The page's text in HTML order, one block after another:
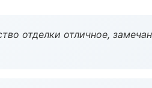
отделки отличное,